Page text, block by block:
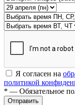
Я согласен на
политикой
* — Обязательное
Отправить